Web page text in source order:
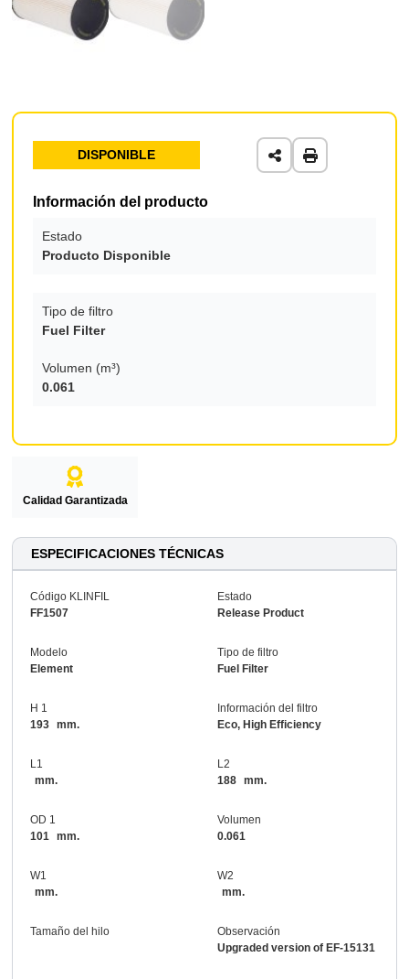
DISPONIBLE
Información del producto
Estado
Producto Disponible
Tipo de filtro
Fuel Filter
Volumen (m³)
0.061
Calidad Garantizada
ESPECIFICACIONES TÉCNICAS
Código KLINFIL
FF1507
Estado
Release Product
Modelo
Element
Tipo de filtro
Fuel Filter
H 1
193 mm.
Información del filtro
Eco, High Efficiency
L1
mm.
L2
188 mm.
OD 1
101
mm.
Volumen
0.061
W1
mm.
W2
mm.
Tamaño del hilo
Observación
Upgraded version of EF-15131